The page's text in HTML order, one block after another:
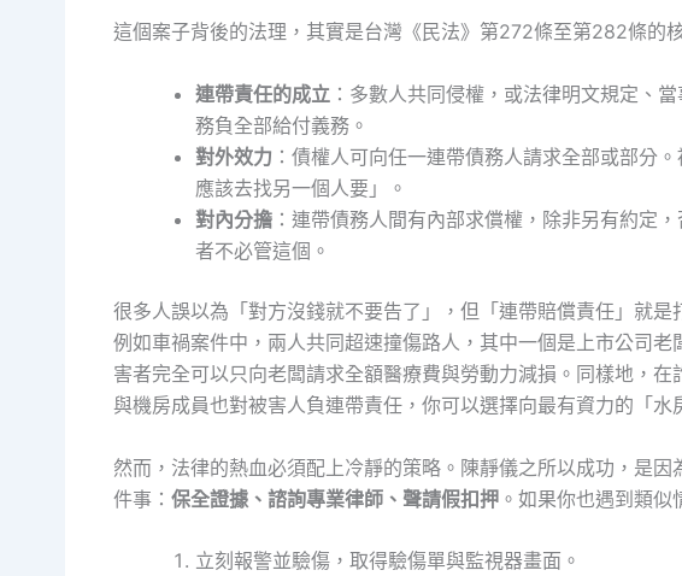
這個案子背後的法理，其實是台灣《民法》第272條至第282條的
連帶責任的成立 ：多數人共同侵權，或法律明文規定、
務負全部給付義務。
對外效力 ：債權人可向任一連帶債務人請求全部或部分
應該去找另一個人要」。
對內分擔 ：連帶債務人間有內部求償權，除非另有約定
者不必管這個。
很多人誤以為「對方沒錢就不要告了」，但「連帶賠償責任」就是
例如車禍案件中，兩人共同超速撞傷路人，其中一個是上市公司老
害者完全可以只向老闆請求全額醫療費與勞動力減損。同樣地，在
與機房成員也對被害人負連帶責任，你可以選擇向最有資力的「水
然而，法律的熱血必須配上冷靜的策略。陳靜儀之所以成功，是因
件事： 保全證據、諮詢專業律師、聲請假扣押 。如果你也遇到類似
立刻報警並驗傷，取得驗傷單與監視器畫面。